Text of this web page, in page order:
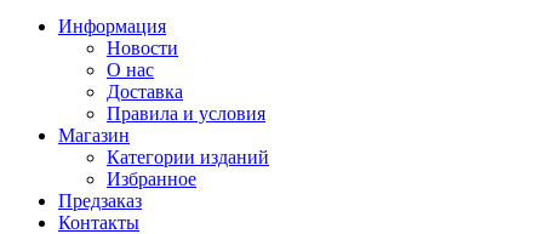
Информация
Новости
О нас
Доставка
Правила и условия
Магазин
Категории изданий
Избранное
Предзаказ
Контакты